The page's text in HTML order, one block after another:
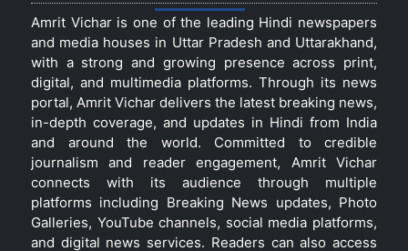
Amrit Vichar is one of the leading Hindi newspapers
and media houses in Uttar Pradesh and Uttarakhand,
with a strong and growing presence across print,
digital, and multimedia platforms. Through its news
portal, Amrit Vichar delivers the latest breaking news,
in-depth coverage, and updates in Hindi from India
and around the world. Committed to credible
journalism and reader engagement, Amrit Vichar
connects with its audience through multiple
platforms including Breaking News updates, Photo
Galleries, YouTube channels, social media platforms,
and digital news services. Readers can also access